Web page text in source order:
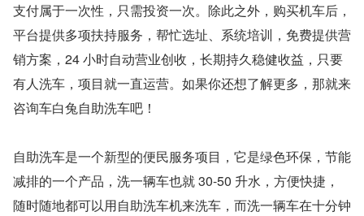
支付属于一次性，只需投资一次。除此之外，购买机车后，
平台提供多项扶持服务，帮忙选址、系统培训，免费提供营
销方案，24 小时自动营业创收，长期持久稳健收益，只要
有人洗车，项目就一直运营。如果你还想了解更多，那就来
咨询车白兔自助洗车吧！
自助洗车是一个新型的便民服务项目，它是绿色环保，节能
减排的一个产品，洗一辆车也就 30-50 升水，方便快捷，
随时随地都可以用自助洗车机来洗车，而洗一辆车在十分钟